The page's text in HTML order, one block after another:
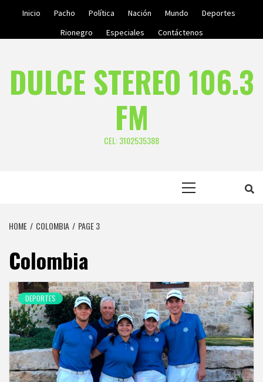
Inicio Pacho Política Nación Mundo
Deportes
Rionegro
Especiales Contáctenos
DULCE STEREO 106.3
FM
CEL: 3102535388
HOME COLOMBIA PAGE 3
Colombia
DEPORTES